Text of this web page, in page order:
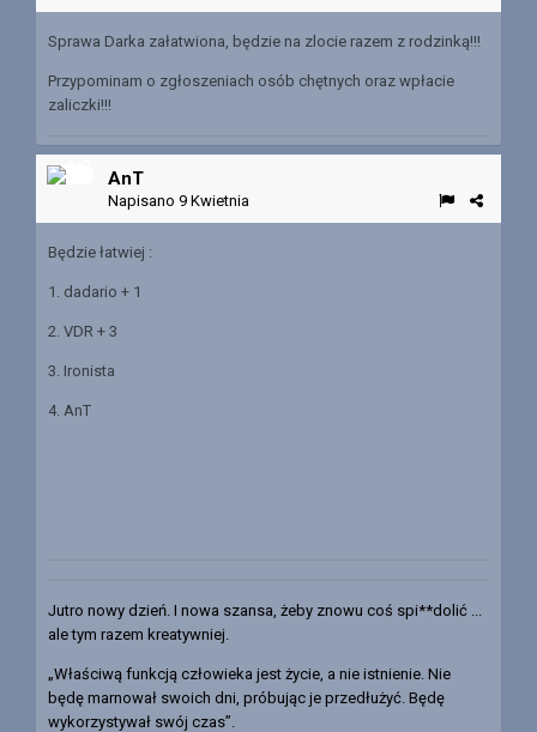
Sprawa Darka załatwiona, będzie na zlocie razem z rodzinką!!!
Przypominam o zgłoszeniach osób chętnych oraz wpłacie
zaliczki!!!
AnT
Napisano 9 Kwietnia
Będzie łatwiej :
1. dadario + 1
2. VDR + 3
3. Ironista
4. AnT
Jutro nowy dzień. I nowa szansa, żeby znowu coś spi**dolić ...
ale tym razem kreatywniej.
„Właściwą funkcją człowieka jest życie, a nie istnienie. Nie
będę marnował swoich dni, próbując je przedłużyć. Będę
wykorzystywał swój czas”.